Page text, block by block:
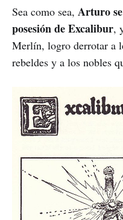
Sea como sea, Arturo
posesión de Excalibur,
Merlín, logro derrotar a
rebeldes y a los nobles